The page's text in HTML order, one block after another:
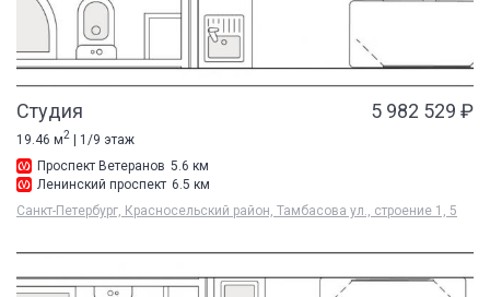
Студия 5 982 529 ₽
19.46 м2
| 1/9 этаж
Проспект Ветеранов 5.6 км
Ленинский проспект 6.5 км
Санкт-Петербург, Красносельский район, Тамбасова ул., строение 1, 5